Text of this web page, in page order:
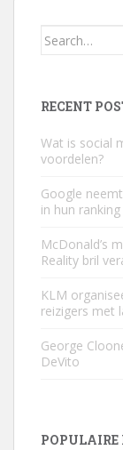
Search
RECENT
Wat is social
voordelen?
Google
in hun ranking
McDonald’s
Reality bril
KLM
reizigers met
George
DeVito
POPULAIRE